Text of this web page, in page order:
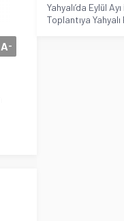
A-
Yahyalı’da Eylül
Toplantıya